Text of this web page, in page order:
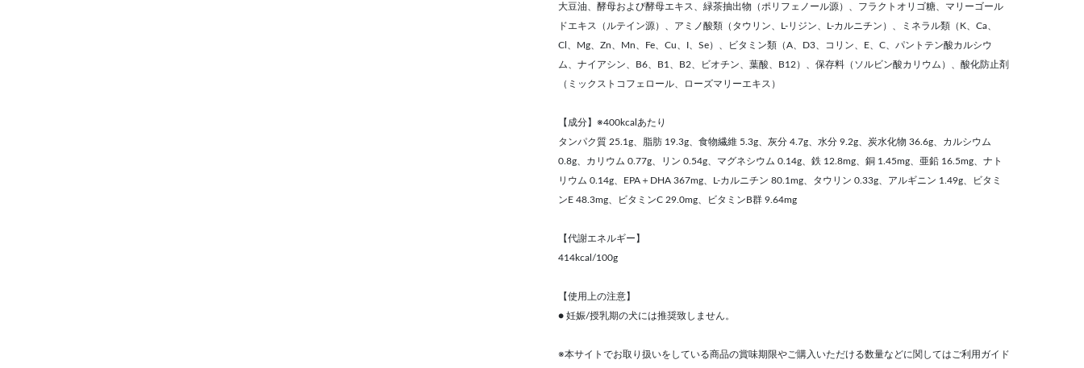
大豆油、酵母および酵母エキス、緑茶抽出物（ポリフェノール源）、フラクトオリゴ糖、マリーゴール
ドエキス（ルテイン源）、アミノ酸類（タウリン、L-リジン、L-カルニチン）、ミネラル類（K、Ca、
Cl、Mg、Zn、Mn、Fe、Cu、I、Se）、ビタミン類（A、D3、コリン、E、C、パントテン酸カルシウ
ム、ナイアシン、B6、B1、B2、ビオチン、葉酸、B12）、保存料（ソルビン酸カリウム）、酸化防止剤
（ミックストコフェロール、ローズマリーエキス）
【成分】※400kcalあたり
タンパク質 25.1g、脂肪 19.3g、食物繊維 5.3g、灰分 4.7g、水分 9.2g、炭水化物 36.6g、カルシウム
0.8g、カリウム 0.77g、リン 0.54g、マグネシウム 0.14g、鉄 12.8mg、銅 1.45mg、亜鉛 16.5mg、ナト
リウム 0.14g、EPA＋DHA 367mg、L-カルニチン 80.1mg、タウリン 0.33g、アルギニン 1.49g、ビタミ
ンE 48.3mg、ビタミンC 29.0mg、ビタミンB群 9.64mg
【代謝エネルギー】
414kcal/100g
【使用上の注意】
● 妊娠/授乳期の犬には推奨致しません。
※本サイトでお取り扱いをしている商品の賞味期限やご購入いただける数量などに関してはご利用ガイド